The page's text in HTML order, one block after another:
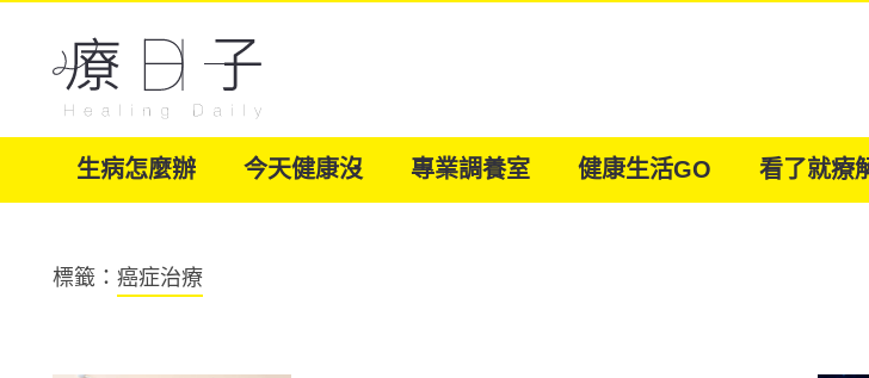
生病怎麼辦 今天健康沒 專業調養室 健康生活GO 看了就療
標籤： 癌症治療